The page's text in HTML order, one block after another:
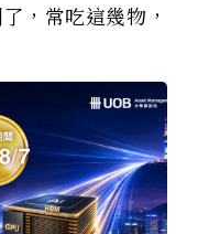
，常吃這幾物，